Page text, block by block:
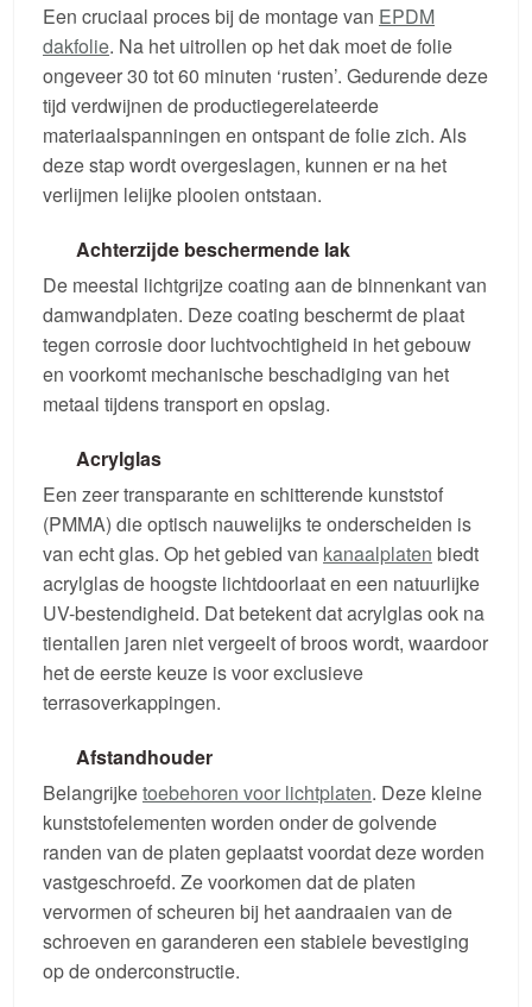
Een cruciaal proces bij de montage van EPDM
dakfolie. Na het uitrollen op het dak moet de folie
ongeveer 30 tot 60 minuten ‘rusten’. Gedurende deze
tijd verdwijnen de productiegerelateerde
materiaalspanningen en ontspant de folie zich. Als
deze stap wordt overgeslagen, kunnen er na het
verlijmen lelijke plooien ontstaan.
Achterzijde beschermende lak
De meestal lichtgrijze coating aan de binnenkant van
damwandplaten. Deze coating beschermt de plaat
tegen corrosie door luchtvochtigheid in het gebouw
en voorkomt mechanische beschadiging van het
metaal tijdens transport en opslag.
Acrylglas
Een zeer transparante en schitterende kunststof
(PMMA) die optisch nauwelijks te onderscheiden is
van echt glas. Op het gebied van kanaalplaten biedt
acrylglas de hoogste lichtdoorlaat en een natuurlijke
UV-bestendigheid. Dat betekent dat acrylglas ook na
tientallen jaren niet vergeelt of broos wordt, waardoor
het de eerste keuze is voor exclusieve
terrasoverkappingen.
Afstandhouder
Belangrijketoebehoren voor lichtplaten. Deze kleine
kunststofelementen worden onder de golvende
randen van de platen geplaatst voordat deze worden
vastgeschroefd. Ze voorkomen dat de platen
vervormen of scheuren bij het aandraaien van de
schroeven en garanderen een stabiele bevestiging
op de onderconstructie.